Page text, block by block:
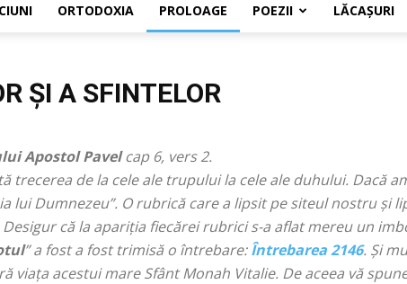
ORTODOXIA PROLOAGE POEZII LĂCAŞURI
ȘI A SFINTELOR
Apostol Pavelcap 6, vers 2.
trecerea de la cele ale trupului la cele ale duhului. Dacă
lui Dumnezeu”. O rubrică care a lipsit pe siteul nostru și
că la apariția fiecărei rubrici s-a aflat mereu un
” a fost a fost trimisă o întrebare:Întrebarea 2146. Și
acestui mare Sfânt Monah Vitalie. De aceea vă